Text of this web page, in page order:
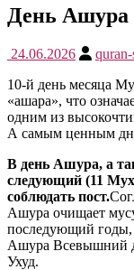
День Ашура
24.06.2026
quran-
10-й день месяца
«ашара», что
одним из
А самым ценным
В день Ашура, а
следующий (11
соблюдать пост.
Ашура очищает
последующий годы,
Ашура Всевышний
Ухуд.